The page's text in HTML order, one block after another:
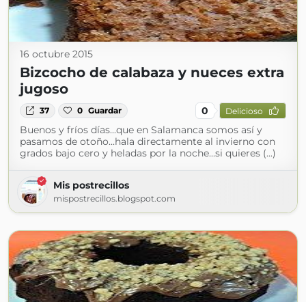
16 octubre 2015
Bizcocho de calabaza y nueces extra
jugoso
37 0 Guardar 0 Delicioso
Buenos y fríos días...que en Salamanca somos así y
pasamos de otoño...hala directamente al invierno con
grados bajo cero y heladas por la noche...si quieres (...)
Mis postrecillos
mispostrecillos.blogspot.com